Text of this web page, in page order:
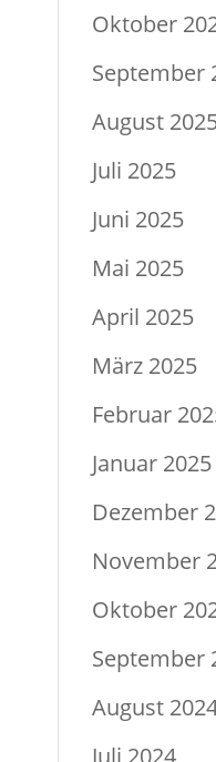
Oktober
September
August
Juli 2025
Juni 2025
Mai 2025
April 2025
März 2025
Februar
Januar 2025
Dezember
November
Oktober
September
August
Juli 2024